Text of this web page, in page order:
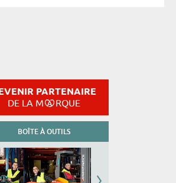
PARTENAIRE
DE LA M RQUE
BOÎTE À OUTILS